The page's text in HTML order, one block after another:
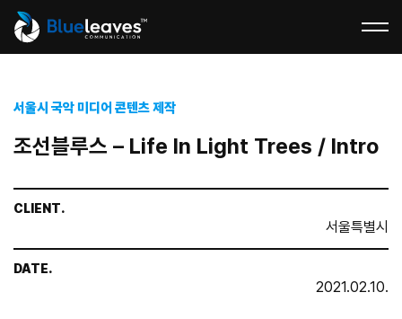
서울시 국악 미디어 콘텐츠 제작
조선블루스 – Life In Light Trees / Intro
CLIENT.
서울특별시
DATE.
2021.02.10.